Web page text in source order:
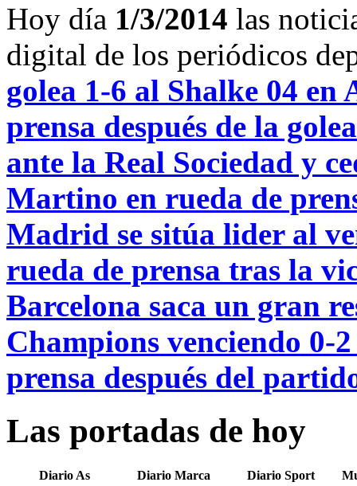
Hoy día 1/3/2014 las
digital de los periódicos
golea 1-6 al Shalke 04 en
prensa después de la
ante la Real Sociedad y
Martino en rueda de
Madrid se sitúa lider al
rueda de prensa tras la
Barcelona saca un gran
Champions venciendo 0-
prensa después del
Las portadas de hoy
Diario As Diario Marca Diario Sport